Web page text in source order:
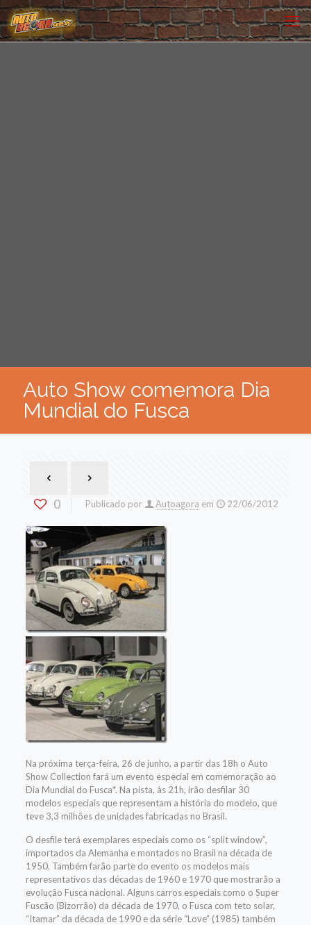
Auto Show comemora Dia
Mundial do Fusca
0 Publicado por Autoagora em 22/06/2012
Na próxima terça-feira, 26 de junho, a partir das 18h o Auto
Show Collection fará um evento especial em comemoração ao
Dia Mundial do Fusca*. Na pista, às 21h, irão desfilar 30
modelos especiais que representam a história do modelo, que
teve 3,3 milhões de unidades fabricadas no Brasil.
O desfile terá exemplares especiais como os “split window”,
importados da Alemanha e montados no Brasil na década de
1950. Também farão parte do evento os modelos mais
representativos das décadas de 1960 e 1970 que mostrarão a
evolução Fusca nacional. Alguns carros especiais como o Super
Fuscão (Bizorrão) da década de 1970, o Fusca com teto solar,
“Itamar” da década de 1990 e da série “Love” (1985) também